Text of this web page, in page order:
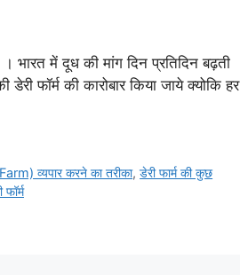
भारत में दूध की मांग दिन प्रतिदिन बढ़ती
फॉर्म की कारोबार किया जाये क्योकि हर
व्यपार करने का तरीका,डेरी फार्म की कुछ
फॉर्म